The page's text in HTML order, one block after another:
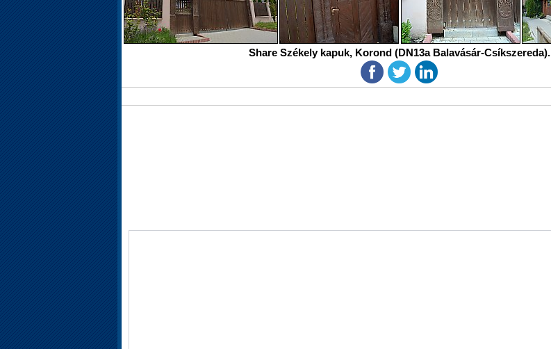
Share Székely kapuk, Korond (DN13a Balavásár-Csíkszereda).